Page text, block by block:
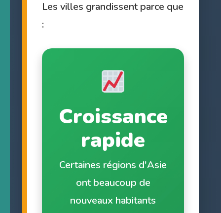
Les villes grandissent parce que
:
Croissance
rapide
Certaines régions d'Asie
ont beaucoup de
nouveaux habitants